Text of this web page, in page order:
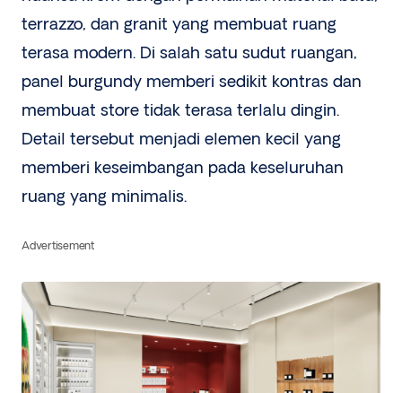
terrazzo, dan granit yang membuat ruang
terasa modern. Di salah satu sudut ruangan,
panel burgundy memberi sedikit kontras dan
membuat store tidak terasa terlalu dingin.
Detail tersebut menjadi elemen kecil yang
memberi keseimbangan pada keseluruhan
ruang yang minimalis.
Advertisement